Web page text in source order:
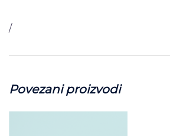
/
Povezani proizvodi